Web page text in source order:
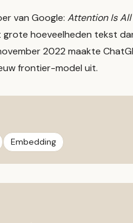
van Google: Attention Is All
hoeveelheden tekst
2022 maakte
frontier-model uit.
Embedding